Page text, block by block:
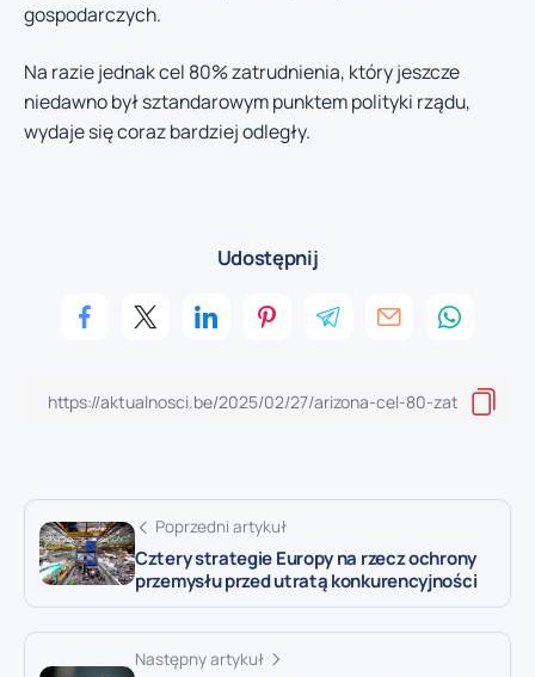
gospodarczych.
Na razie jednak cel 80% zatrudnienia, który jeszcze
niedawno był sztandarowym punktem polityki rządu,
wydaje się coraz bardziej odległy.
Udostępnij
Poprzedni artykuł
Cztery strategie Europy na rzecz ochrony
przemysłu przed utratą konkurencyjności
Następny artykuł